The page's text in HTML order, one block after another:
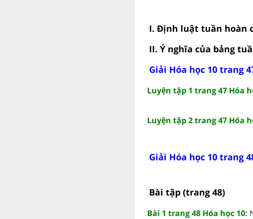
I. Định luật tuần hoàn
II. Ý nghĩa của bảng
Giải Hóa học 10 trang
Luyện tập 1 trang 47 Hóa
Luyện tập 2 trang 47 Hóa
Giải Hóa học 10 trang
Bài tập (trang 48)
Bài 1 trang 48 Hóa học 10: